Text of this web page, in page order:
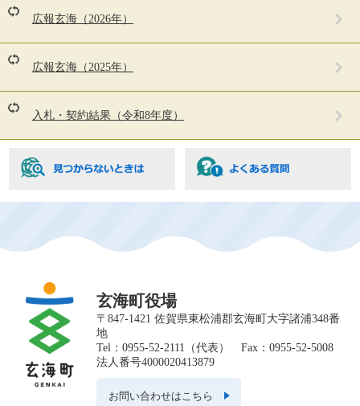
は
ん
な
ジ
広報玄海（2026年）
広報玄海（2025年）
入札・契約結果（令和8年度）
玄海町役場
〒847-1421 佐賀県東松浦郡玄海町大字諸浦348番
地
Tel：0955-52-2111（代表） Fax：0955-52-5008
法人番号4000020413879
お問い合わせはこちら